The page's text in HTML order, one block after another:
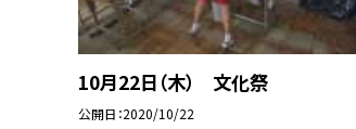
10月22日（木） 文化祭
公開日 2020/10/22